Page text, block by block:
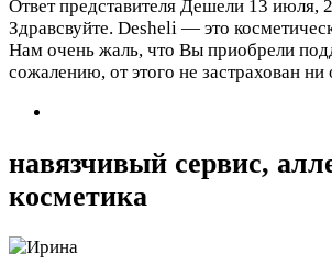
Ответ представителя Дешели 13 июля,
Здравсвуйте. Desheli — это
Нам очень жаль, что Вы приобрели
сожалению, от этого не застрахован ни
навязчивый сервис,
косметика